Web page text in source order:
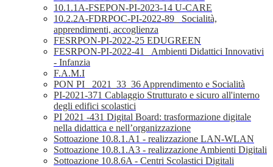
10.1.1A-FSEPON-PI-2023-14 U-CARE
10.2.2A-FDRPOC-PI-2022-89_ Socialità,
apprendimenti, accoglienza
FESRPON-PI-2022-25 EDUGREEN
FESRPON-PI-2022-41_ Ambienti Didattici Innovativi
- Infanzia
F.A.M.I
PON PI_ 2021_33_36 Apprendimento e Socialità
PI-2021-371 Cablaggio Strutturato e sicuro all'interno
degli edifici scolastici
PI 2021 -431 Digital Board: trasformazione digitale
nella didattica e nell’organizzazione
Sottoazione 10.8.1.A1 - realizzazione LAN-WLAN
Sottoazione 10.8.1.A3 - realizzazione Ambienti Digitali
Sottoazione 10.8.6A - Centri Scolastici Digitali